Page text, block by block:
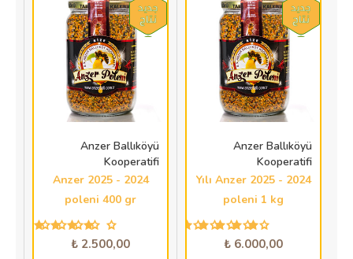
Anzer Ballıköyü
Kooperatifi
2024 - 2025 Yılı Anzer
poleni 1 kg
6.000,00 ₺
Anzer Ballıköyü
Kooperatifi
2024 - 2025 Anzer
poleni 400 gr
2.500,00 ₺